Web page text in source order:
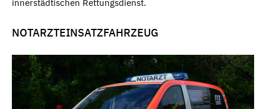
innerstädtischen Rettungsdienst.
NOTARZTEINSATZFAHRZEUG